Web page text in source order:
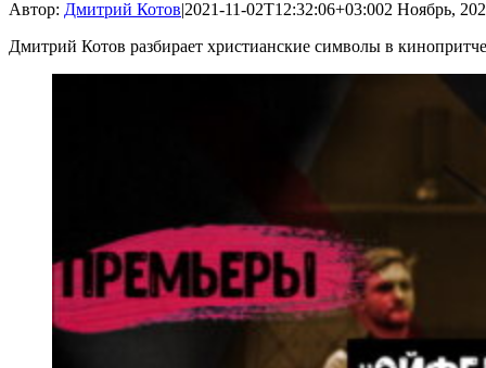
Автор: Дмитрий Котов|2021-11-02T12:32:06+03:002 Ноябрь,
Дмитрий Котов разбирает христианские символы в